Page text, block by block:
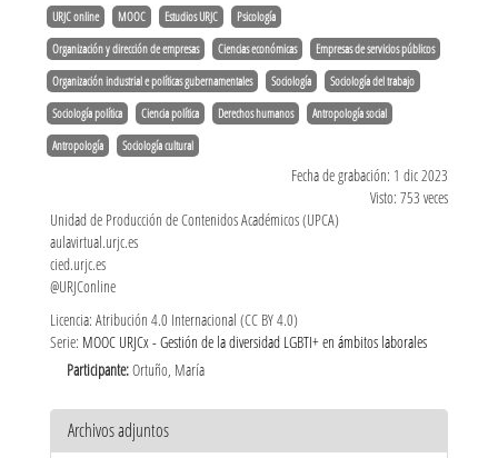
URJC online MOOC Estudios URJC Psicología
Organización y dirección de empresas Ciencias económicas Empresas de servicios públicos
Organización industrial e políticas gubernamentales Sociología Sociología del trabajo
Sociología política Ciencia política Derechos humanos Antropología social
Antropología Sociología cultural
Fecha de grabación: 1 dic 2023
Visto: 753 veces
Unidad de Producción de Contenidos Académicos (UPCA)
aulavirtual.urjc.es
cied.urjc.es
@URJConline
Licencia: Atribución 4.0 Internacional (CC BY 4.0)
Serie: MOOC URJCx - Gestión de la diversidad LGBTI+ en ámbitos laborales
Participante:Ortuño, María
Archivos adjuntos